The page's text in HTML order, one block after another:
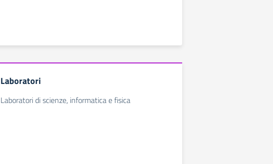
Laboratori
Laboratori di scienze, informatica e fisica